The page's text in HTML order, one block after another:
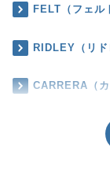
FELT（フェル
RIDLEY（リド
CARRERA（カ